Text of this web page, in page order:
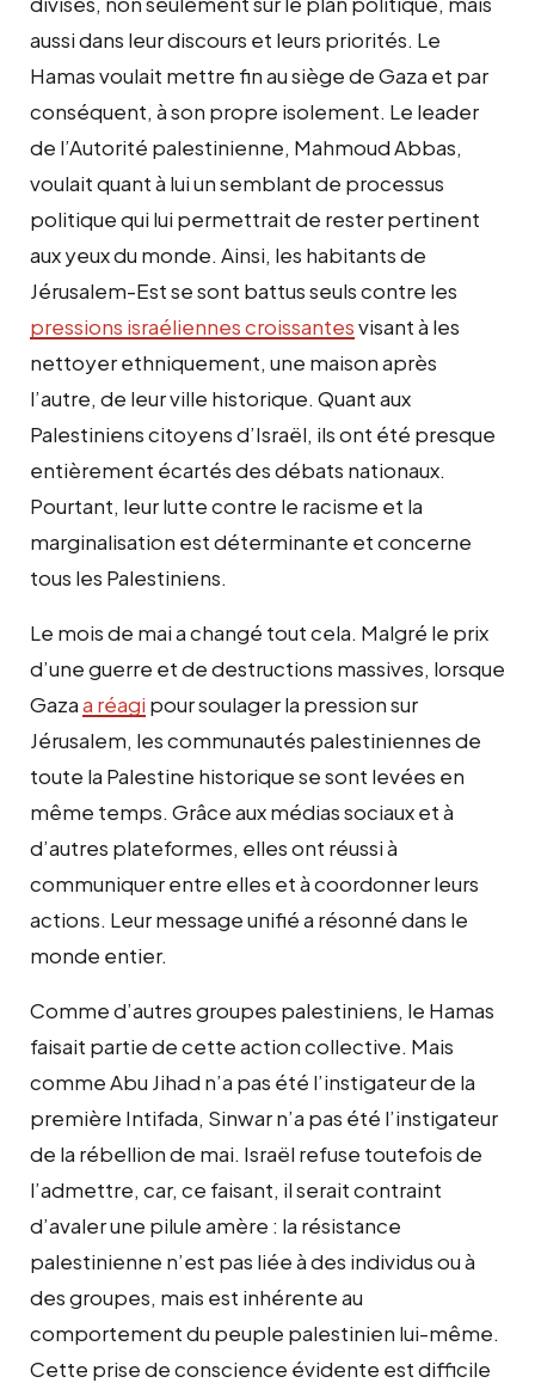
aussi dans leur discours et leurs priorités. Le
Hamas voulait mettre fin au siège de Gaza et par
conséquent, à son propre isolement. Le leader
de l’Autorité palestinienne, Mahmoud Abbas,
voulait quant à lui un semblant de processus
politique qui lui permettrait de rester pertinent
aux yeux du monde. Ainsi, les habitants de
Jérusalem-Est se sont battus seuls contre les
pressions israéliennes croissantesvisant à les
nettoyer ethniquement, une maison après
l’autre, de leur ville historique. Quant aux
Palestiniens citoyens d’Israël, ils ont été presque
entièrement écartés des débats nationaux.
Pourtant, leur lutte contre le racisme et la
marginalisation est déterminante et concerne
tous les Palestiniens.
Le mois de mai a changé tout cela. Malgré le prix
d’une guerre et de destructions massives, lorsque
Gazaa réagi pour soulager la pression sur
Jérusalem, les communautés palestiniennes de
toute la Palestine historique se sont levées en
même temps. Grâce aux médias sociaux et à
d’autres plateformes, elles ont réussi à
communiquer entre elles et à coordonner leurs
actions. Leur message unifié a résonné dans le
monde entier.
Comme d’autres groupes palestiniens, le Hamas
faisait partie de cette action collective. Mais
comme Abu Jihad n’a pas été l’instigateur de la
première Intifada, Sinwar n’a pas été l’instigateur
de la rébellion de mai. Israël refuse toutefois de
l’admettre, car, ce faisant, il serait contraint
d’avaler une pilule amère : la résistance
palestinienne n’est pas liée à des individus ou à
des groupes, mais est inhérente au
comportement du peuple palestinien lui-même.
Cette prise de conscience évidente est difficile